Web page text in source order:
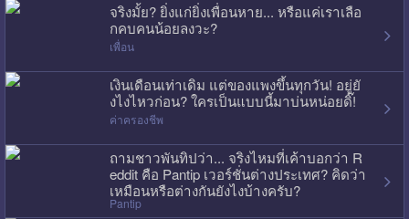
จริงมั้ย? ยิ่งแก่ยิ่งเพื่อนหาย... หรือแค่เราเลือ
กคบคนน้อยลงวะ?
เพื่อน
เงินเดือนเท่าเดิม แต่ของแพงขึ้นทุกวัน! อยู่ยั
งไงไหวก่อน? ใครเป็นแบบนี้มาบ่นหน่อยดิ๊!
ค่าครองชีพ
ถามชาวพันทิปว่า... จริงไหมที่เค้าบอกว่า R
eddit คือ Pantip เวอร์ชั่นต่างประเทศ? คิดว่า
เหมือนหรือต่างกันยังไงบ้างครับ?
Pantip